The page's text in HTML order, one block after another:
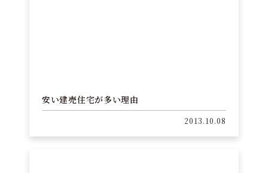
安い建売住宅が多い理由
2013.10.08